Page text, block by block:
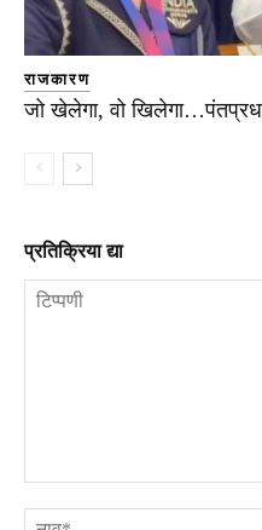
राजकारण
जो खेलेगा, वो
प्रतिक्रिया द्या